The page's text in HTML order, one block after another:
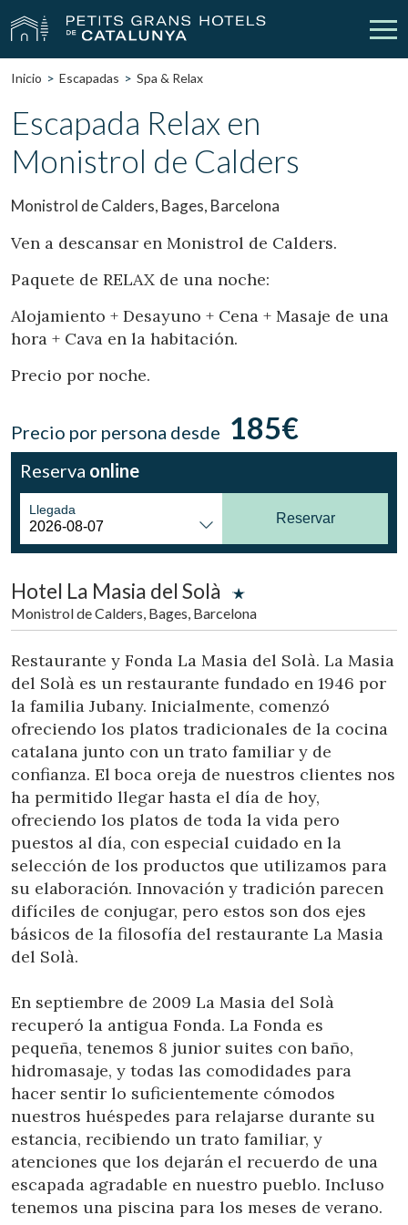
Nuestros Hoteles
Bodas Empresas
Cheques Regalo Descubre Catalunya
Contacto Mi reserva
vpn_key Iniciar sesión Crear cuenta
Inicio Escapadas Spa & Relax
Escapada Relax en
Monistrol de Calders
Monistrol de Calders, Bages, Barcelona
Ven a descansar en Monistrol de Calders.
Paquete de RELAX de una noche:
Alojamiento + Desayuno + Cena + Masaje de una
hora + Cava en la habitación.
Precio por noche.
Precio por persona desde 185€
Reserva online
Llegada
Reservar
Hotel La Masia del Solà
Monistrol de Calders, Bages, Barcelona
Restaurante y Fonda La Masia del Solà. La Masia
del Solà es un restaurante fundado en 1946 por
la familia Jubany. Inicialmente, comenzó
ofreciendo los platos tradicionales de la cocina
catalana junto con un trato familiar y de
confianza. El boca oreja de nuestros clientes nos
ha permitido llegar hasta el día de hoy,
ofreciendo los platos de toda la vida pero
puestos al día, con especial cuidado en la
selección de los productos que utilizamos para
su elaboración. Innovación y tradición parecen
difíciles de conjugar, pero estos son dos ejes
básicos de la filosofía del restaurante La Masia
del Solà.
En septiembre de 2009 La Masia del Solà
recuperó la antigua Fonda. La Fonda es
pequeña, tenemos 8 junior suites con baño,
hidromasaje, y todas las comodidades para
hacer sentir lo suficientemente cómodos
nuestros huéspedes para relajarse durante su
estancia, recibiendo un trato familiar, y
atenciones que los dejarán el recuerdo de una
escapada agradable en nuestro pueblo. Incluso
tenemos una piscina para los meses de verano.
Modificar cookies
Técnicas y funcionales
Siempre activas
información con la finalidad de mejorar nuestros servicios.
Si continua navegando, supone la aceptación de la
instalación de las mismas. El usuario tiene la posibilidad
de configurar su navegador pudiendo, si así lo desea,
impedir que sean instaladas en su disco duro, aunque
deberá tener en cuenta que dicha acción podrá ocasionar
dificultades de navegación de la página web.